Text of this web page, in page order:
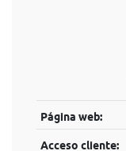
Página web:
Acceso cliente: